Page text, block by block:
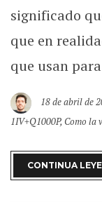
significado
que en
que usan
18 de abril de
1IV+Q1000P, Como la
CONTINUA